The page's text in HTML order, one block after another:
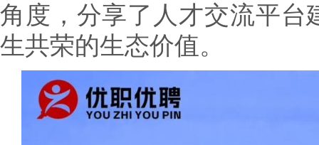
角度，分享了人才交流平台
生共荣的生态价值。